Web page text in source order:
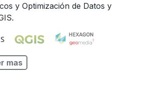
y Optimización de Datos y
mas